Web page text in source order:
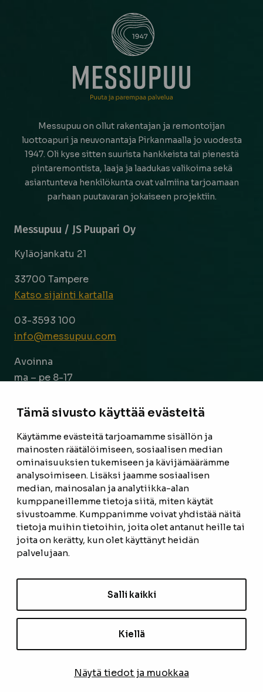
Tämä sivusto käyttää evästeitä
Käytämme evästeitä tarjoamamme sisällön ja
mainosten räätälöimiseen, sosiaalisen median
ominaisuuksien tukemiseen ja kävijämäärämme
analysoimiseen. Lisäksi jaamme sosiaalisen
median, mainosalan ja analytiikka-alan
kumppaneillemme tietoja siitä, miten käytät
sivustoamme. Kumppanimme voivat yhdistää näitä
tietoja muihin tietoihin, joita olet antanut heille tai
joita on kerätty, kun olet käyttänyt heidän
palvelujaan.
Salli kaikki
Kiellä
Näytä tiedot ja muokkaa
Messupuu on ollut rakentajan ja remontoijan
luottoapuri ja neuvonantaja Pirkanmaalla jo vuodesta
1947. Oli kyse sitten suurista hankkeista tai pienestä
pintaremontista, laaja ja laadukas valikoima sekä
asiantunteva henkilökunta ovat valmiina tarjoamaan
parhaan puutavaran jokaiseen projektiin.
Messupuu / JS Puupari Oy
Kyläojankatu 21
33700 Tampere
Katso sijainti kartalla
03-3593 100
info@messupuu.com
Avoinna
ma – pe 8-17
ETUSIVU
TUOTTEET
REFERENSSIT
OTA YHTEYTTÄ
TIETOSUOJASELOSTE
EVÄSTEASETUKSET